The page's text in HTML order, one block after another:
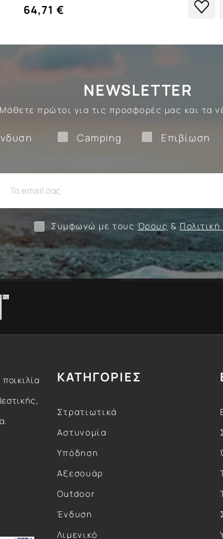
64,71 €
NEWSLETTER
Μάθετε πρώτοι για τις προσφορές μας και τα
Επιβίωση
Επιβίωση
Camping
Camping
Ένδυση
Συμφωνώ με τους Όρους &
ΚΑΤΗΓΟΡΙΕΣ
Στρατιωτικά
Αστυνομία
Υπόδηση
Αξεσουάρ
Outdoor
Ένδυση
Λιμενικό